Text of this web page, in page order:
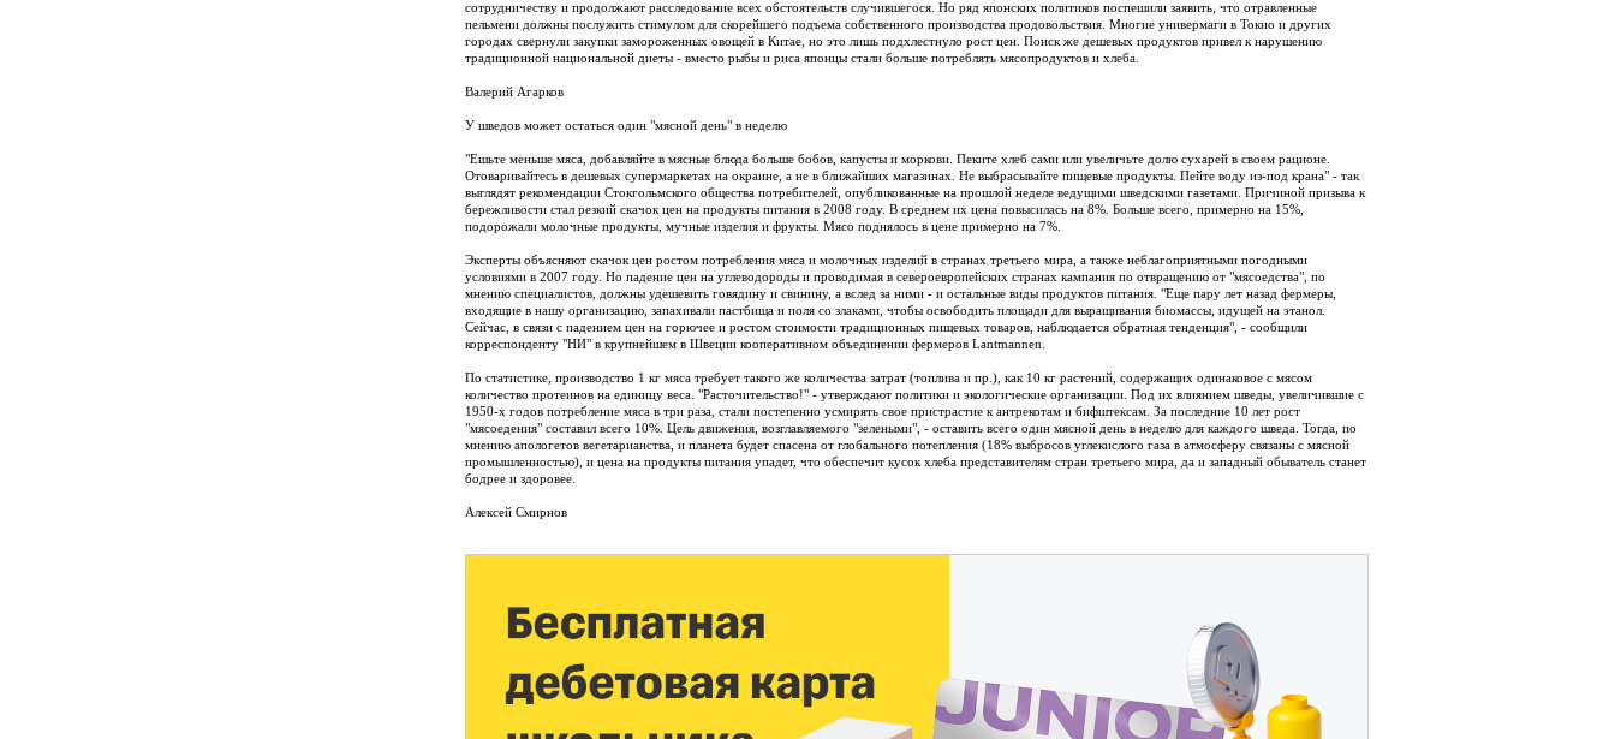
сотрудничеству и продолжают расследование всех обстоятельств случившегося. Но ряд японских политиков поспешили заявить, что отравленные
пельмени должны послужить стимулом для скорейшего подъема собственного производства продовольствия. Многие универмаги в Токио и других
городах свернули закупки замороженных овощей в Китае, но это лишь подхлестнуло рост цен. Поиск же дешевых продуктов привел к нарушению
традиционной национальной диеты - вместо рыбы и риса японцы стали больше потреблять мясопродуктов и хлеба.
Валерий Агарков
У шведов может остаться один "мясной день" в неделю
"Ешьте меньше мяса, добавляйте в мясные блюда больше бобов, капусты и моркови. Пеките хлеб сами или увеличьте долю сухарей в своем рационе.
Отоваривайтесь в дешевых супермаркетах на окраине, а не в ближайших магазинах. Не выбрасывайте пищевые продукты. Пейте воду из-под крана" - так
выглядят рекомендации Стокгольмского общества потребителей, опубликованные на прошлой неделе ведущими шведскими газетами. Причиной призыва к
бережливости стал резкий скачок цен на продукты питания в 2008 году. В среднем их цена повысилась на 8%. Больше всего, примерно на 15%,
подорожали молочные продукты, мучные изделия и фрукты. Мясо поднялось в цене примерно на 7%.
Эксперты объясняют скачок цен ростом потребления мяса и молочных изделий в странах третьего мира, а также неблагоприятными погодными
условиями в 2007 году. Но падение цен на углеводороды и проводимая в североевропейских странах кампания по отвращению от "мясоедства", по
мнению специалистов, должны удешевить говядину и свинину, а вслед за ними - и остальные виды продуктов питания. "Еще пару лет назад фермеры,
входящие в нашу организацию, запахивали пастбища и поля со злаками, чтобы освободить площади для выращивания биомассы, идущей на этанол.
Сейчас, в связи с падением цен на горючее и ростом стоимости традиционных пищевых товаров, наблюдается обратная тенденция", - сообщили
корреспонденту "НИ" в крупнейшем в Швеции кооперативном объединении фермеров Lantmannen.
По статистике, производство 1 кг мяса требует такого же количества затрат (топлива и пр.), как 10 кг растений, содержащих одинаковое с мясом
количество протеинов на единицу веса. "Расточительство!" - утверждают политики и экологические организации. Под их влиянием шведы, увеличившие с
1950-х годов потребление мяса в три раза, стали постепенно усмирять свое пристрастие к антрекотам и бифштексам. За последние 10 лет рост
"мясоедения" составил всего 10%. Цель движения, возглавляемого "зелеными", - оставить всего один мясной день в неделю для каждого шведа. Тогда, по
мнению апологетов вегетарианства, и планета будет спасена от глобального потепления (18% выбросов углекислого газа в атмосферу связаны с мясной
промышленностью), и цена на продукты питания упадет, что обеспечит кусок хлеба представителям стран третьего мира, да и западный обыватель станет
бодрее и здоровее.
Алексей Смирнов